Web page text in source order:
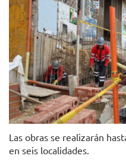
Las obras se realizarán
en seis localidades.